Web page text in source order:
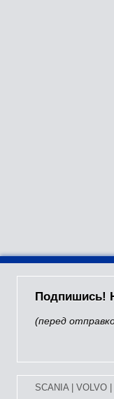
Подпишись!
(перед
SCANIA| VOLVO